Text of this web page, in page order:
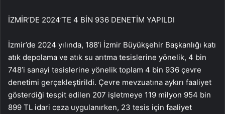
İZMİR’DE 2024’TE 4 BİN 936 DENETİM YAPILDI
İzmir’de 2024 yılında, 188’i İzmir Büyükşehir Başkanlığı katı
atık depolama ve atık su arıtma tesislerine yönelik, 4 bin
748’i sanayi tesislerine yönelik toplam 4 bin 936 çevre
denetimi gerçekleştirildi. Çevre mevzuatına aykırı faaliyet
gösterdiği tespit edilen 207 işletmeye 119 milyon 954 bin
899 TL idari ceza uygulanırken, 23 tesis için faaliyet